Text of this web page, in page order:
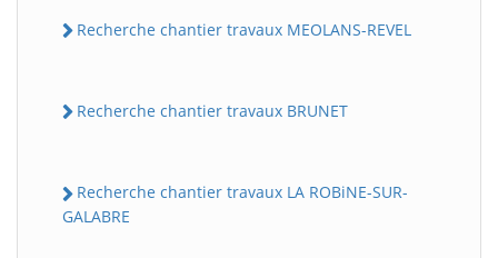
Recherche chantier travaux MEOLANS-REVEL
Recherche chantier travaux BRUNET
Recherche chantier travaux LA ROBiNE-SUR-
GALABRE